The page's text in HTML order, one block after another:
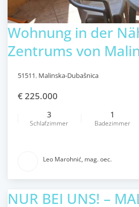
Wohnung in der
Zentrums von
51511, Malinska-Dubašnica
€ 225.000
3
Schlafzimmer
1
Badezimmer
Leo Marohnić, mag. oec.
NUR BEI UNS! –